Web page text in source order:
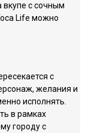
вкупе с сочным
Life можно
с
желания и
исполнять.
в рамках
городу с